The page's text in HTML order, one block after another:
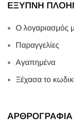
ΕΞΥΠΝΗ
Ο λογαριασμός
Παραγγελίες
Αγαπημένα
Ξέχασα το
ΑΡΘΡΟΓΡΑΦΙΑ